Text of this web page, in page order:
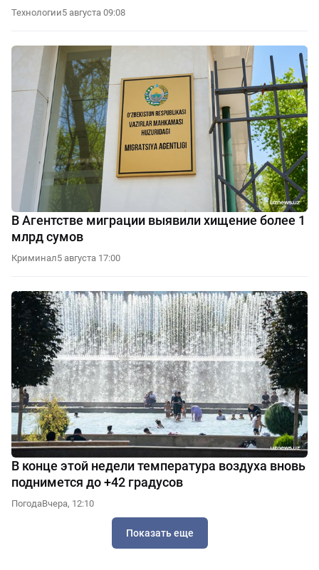
Технологии5 августа 09:08
В Агентстве миграции выявили хищение более 1
млрд сумов
Криминал5 августа 17:00
В конце этой недели температура воздуха вновь
поднимется до +42 градусов
ПогодаВчера, 12:10
Показать еще